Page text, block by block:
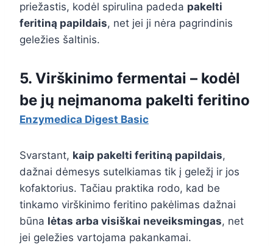
priežastis, kodėl spirulina padeda pakelti
feritiną papildais, net jei ji nėra pagrindinis
geležies šaltinis.
5. Virškinimo fermentai – kodėl
be jų neįmanoma pakelti feritino
Enzymedica Digest Basic
Svarstant, kaip pakelti feritiną papildais,
dažnai dėmesys sutelkiamas tik į geležį ir jos
kofaktorius. Tačiau praktika rodo, kad be
tinkamo virškinimo feritino pakėlimas dažnai
būna lėtas arba visiškai neveiksmingas, net
jei geležies vartojama pakankamai.